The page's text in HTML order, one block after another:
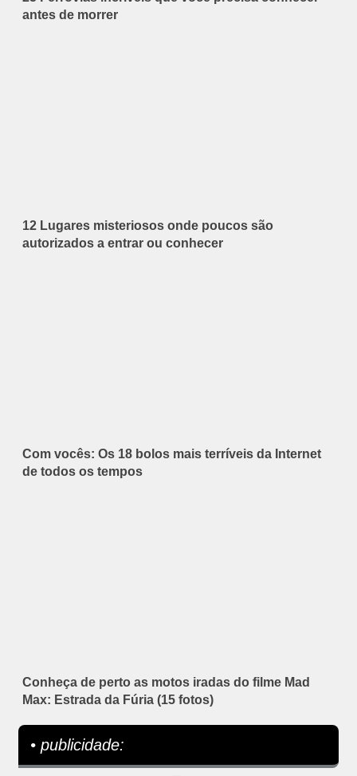
antes de morrer
12 Lugares misteriosos onde poucos são
autorizados a entrar ou conhecer
Com vocês: Os 18 bolos mais terríveis da Internet
de todos os tempos
Conheça de perto as motos iradas do filme Mad
Max: Estrada da Fúria (15 fotos)
• publicidade: